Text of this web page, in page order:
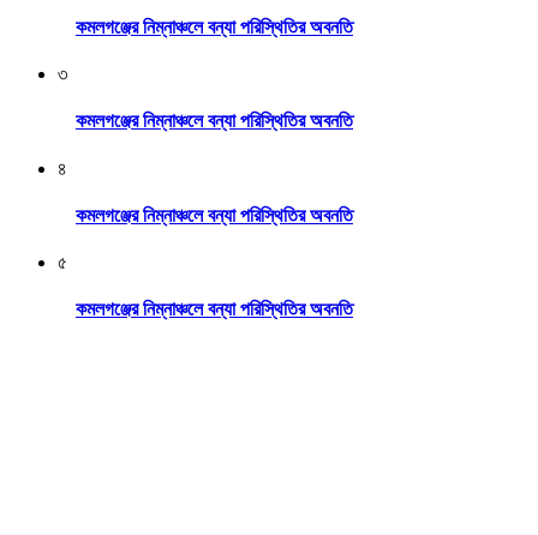
কমলগঞ্জের নিম্নাঞ্চলে বন্যা পরিস্থিতির অবনতি
৩
কমলগঞ্জের নিম্নাঞ্চলে বন্যা পরিস্থিতির অবনতি
৪
কমলগঞ্জের নিম্নাঞ্চলে বন্যা পরিস্থিতির অবনতি
৫
কমলগঞ্জের নিম্নাঞ্চলে বন্যা পরিস্থিতির অবনতি